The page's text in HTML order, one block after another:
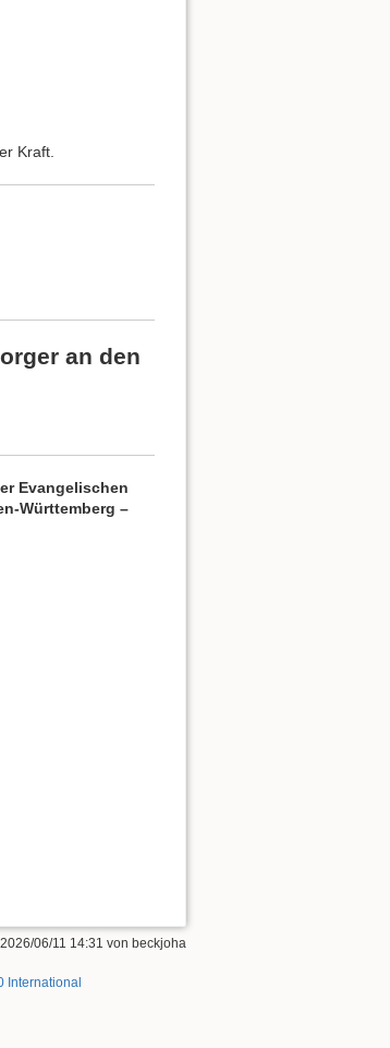
Kraft.
an den
Evangelischen
Württemberg –
2026/06/11 14:31 von beckjoha
International